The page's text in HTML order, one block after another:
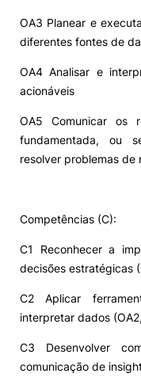
OA3 Planear e
diferentes fontes de
OA4 Analisar e
acionáveis
OA5 Comunicar os
fundamentada, ou
resolver problemas
Competências (C):
C1 Reconhecer a
decisões estratégicas
C2 Aplicar
interpretar dados
C3 Desenvolver
comunicação de